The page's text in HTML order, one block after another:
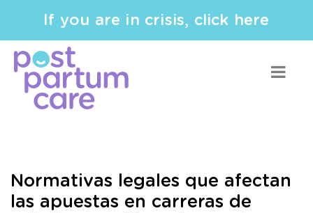
If you are in crisis, click here
Normativas legales que afectan
las apuestas en carreras de